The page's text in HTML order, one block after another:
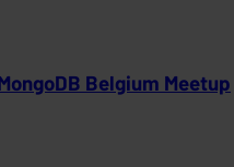
Belgium Meetup